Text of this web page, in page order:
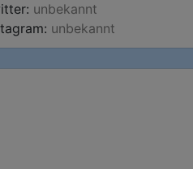
unbekannt
unbekannt